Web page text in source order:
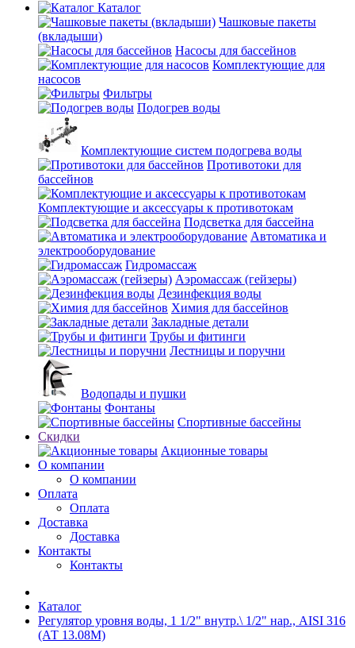
Каталог
Чашковые пакеты
(вкладыши)
Насосы для бассейнов
Комплектующие для
насосов
Фильтры
Подогрев воды
Комплектующие систем подогрева воды
Противотоки для
бассейнов
Комплектующие и аксессуары к противотокам
Подсветка для бассейна
Автоматика и
электрооборудование
Гидромассаж
Аэромассаж (гейзеры)
Дезинфекция воды
Химия для бассейнов
Закладные детали
Трубы и фитинги
Лестницы и поручни
Водопады и пушки
Фонтаны
Спортивные бассейны
Скидки
Акционные товары
О компании
О компании
Оплата
Оплата
Доставка
Доставка
Контакты
Контакты
Каталог
Регулятор уровня воды, 1 1/2" внутр.\ 1/2" нар., AISI 316
(АТ 13.08M)